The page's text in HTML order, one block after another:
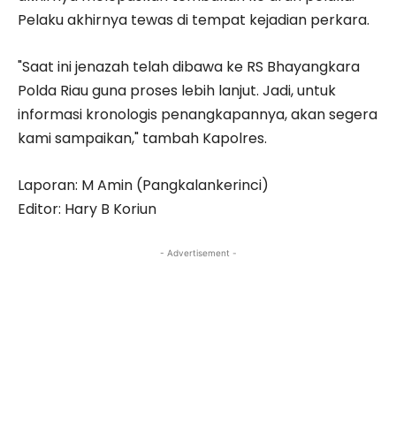
Pelaku akhirnya tewas di tempat kejadian perkara.
"Saat ini jenazah telah dibawa ke RS Bhayangkara
Polda Riau guna proses lebih lanjut. Jadi, untuk
informasi kronologis penangkapannya, akan segera
kami sampaikan," tambah Kapolres.
Laporan: M Amin (Pangkalankerinci)
Editor: Hary B Koriun
- Advertisement -